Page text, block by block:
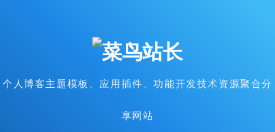
个人博客主题模板、应用插件、功能开发技术资源聚合分
享网站